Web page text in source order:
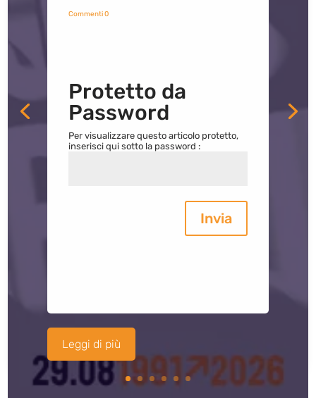
Commenti 0
Protetto da
Password
Per visualizzare questo articolo protetto,
inserisci qui sotto la password :
Invia
Leggi di più